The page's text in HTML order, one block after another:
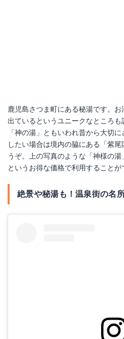
鹿児島さつま町にある秘湯です。
出ているというユニークなところ
「神の湯」ともいわれ昔から大切
したい場合は境内の脇にある「紫
うぞ。上の写真のような「神様の
というお得な価格で利用することが
絶景や秘湯も！温泉街の名